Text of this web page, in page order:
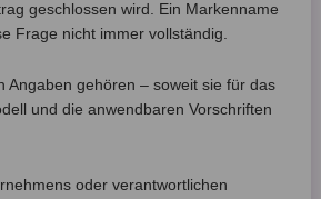
geschlossen wird. Ein Markenname
Frage nicht immer vollständig.
Angaben gehören – soweit sie für das
und die anwendbaren Vorschriften
oder verantwortlichen